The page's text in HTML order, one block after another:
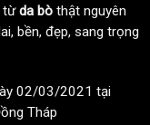
từda bò thật nguyên
bền, đẹp, sang trọng
02/03/2021 tại
Tháp